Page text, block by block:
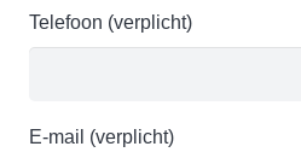
Telefoon (verplicht)
E-mail (verplicht)